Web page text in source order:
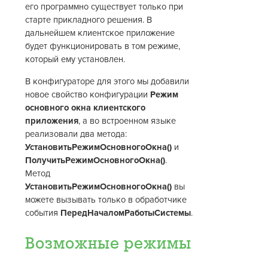
его программно существует только при
старте прикладного решения. В
дальнейшем клиентское приложение
будет функционировать в том режиме,
который ему установлен.
В конфигураторе для этого мы добавили
новое свойство конфигурации Режим
основного окна клиентского
приложения, а во встроенном языке
реализовали два метода:
УстановитьРежимОсновногоОкна() и
ПолучитьРежимОсновногоОкна().
Метод
УстановитьРежимОсновногоОкна() вы
можете вызывать только в обработчике
события ПередНачаломРаботыСистемы.
Возможные режимы